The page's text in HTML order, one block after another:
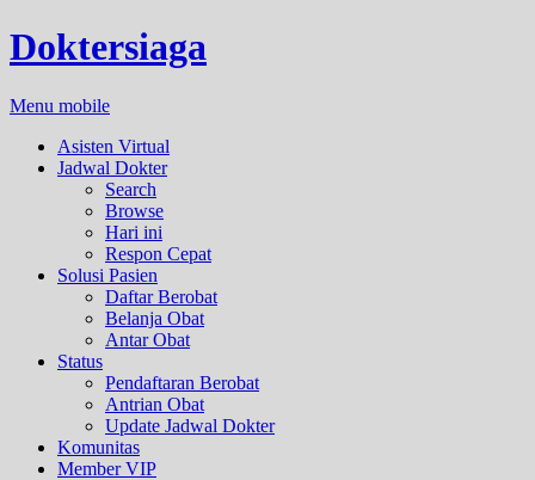
Doktersiaga
Menu mobile
Asisten Virtual
Jadwal Dokter
Search
Browse
Hari ini
Respon Cepat
Solusi Pasien
Daftar Berobat
Belanja Obat
Antar Obat
Status
Pendaftaran Berobat
Antrian Obat
Update Jadwal Dokter
Komunitas
Member VIP